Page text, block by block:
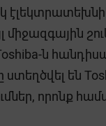
ն
են
որոնք